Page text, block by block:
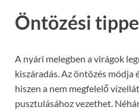
Öntözési
A nyári melegben a virágok
kiszáradás. Az öntözés módja
hiszen a nem megfelelő
pusztulásához vezethet.